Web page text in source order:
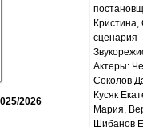
2026